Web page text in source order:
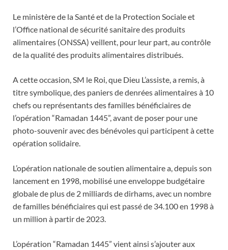
Le ministère de la Santé et de la Protection Sociale et
l’Office national de sécurité sanitaire des produits
alimentaires (ONSSA) veillent, pour leur part, au contrôle
de la qualité des produits alimentaires distribués.
A cette occasion, SM le Roi, que Dieu L’assiste, a remis, à
titre symbolique, des paniers de denrées alimentaires à 10
chefs ou représentants des familles bénéficiaires de
l’opération “Ramadan 1445”, avant de poser pour une
photo-souvenir avec des bénévoles qui participent à cette
opération solidaire.
L’opération nationale de soutien alimentaire a, depuis son
lancement en 1998, mobilisé une enveloppe budgétaire
globale de plus de 2 milliards de dirhams, avec un nombre
de familles bénéficiaires qui est passé de 34.100 en 1998 à
un million à partir de 2023.
L’opération “Ramadan 1445” vient ainsi s’ajouter aux